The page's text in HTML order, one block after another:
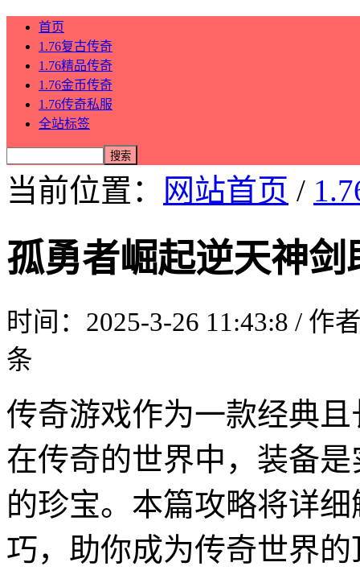
首页
1.76复古传奇
1.76精品传奇
1.76金币传奇
1.76传奇私服
全站标签
当前位置： 网站首页 /
孤勇者崛起逆天神
时间：2025-3-26 11:43:8 / 作
条
传奇游戏作为一款经典
在传奇的世界中，装备
的珍宝。本篇攻略将详
巧，助你成为传奇世界